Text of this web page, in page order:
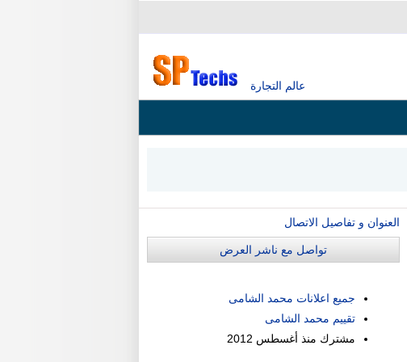
عالم التجارة
العنوان و تفاصيل الاتصال
تواصل مع ناشر العرض
جميع اعلانات محمد الشامى
تقييم محمد الشامى
مشترك منذ أغسطس 2012